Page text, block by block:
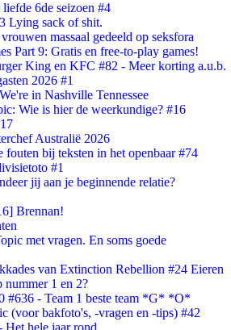
6de seizoen #4
Lying sack of shit.
massaal gedeeld op seksfora
Part 9: Gratis en free-to-play games!
King en KFC #82 - Meer korting a.u.b.
2026 #1
in Nashville Tennessee
Wie is hier de weerkundige? #16
Australië 2026
fouten bij teksten in het openbaar #74
#1
jij aan je beginnende relatie?
Brennan!
met vragen. En soms goede
van Extinction Rebellion #24 Eieren
nummer 1 en 2?
#636 - Team 1 beste team *G* *O*
(voor bakfoto's, -vragen en -tips) #42
Het hele jaar rond